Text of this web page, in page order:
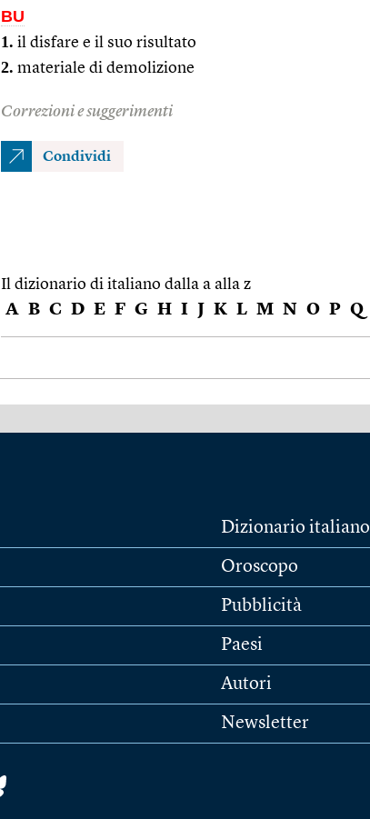
BU
1. il disfare e il suo risultato
2. materiale di demolizione
Correzioni e suggerimenti
Condividi
Il dizionario di italiano dalla a alla z
A B C D E F G H I J K L M N O P Q
Dizionario italiano
Oroscopo
Pubblicità
Paesi
Autori
Newsletter